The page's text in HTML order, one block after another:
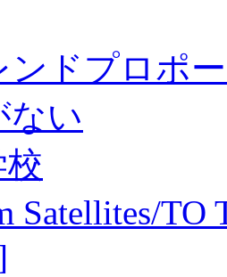
ンドプロポ
ない
Satellites/